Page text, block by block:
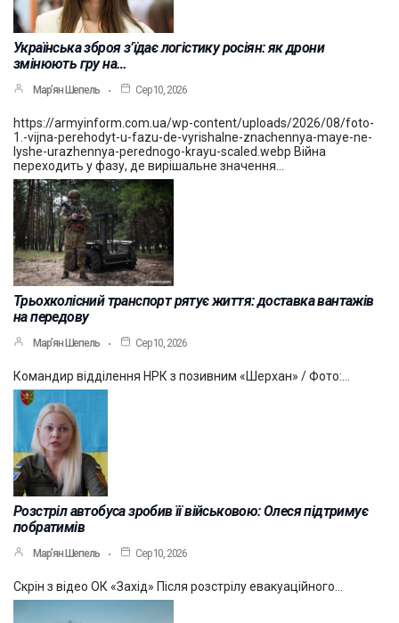
Українська зброя з’їдає логістику росіян: як дрони
змінюють гру на…
Мар’ян Шепель Сер 10, 2026
https://armyinform.com.ua/wp-content/uploads/2026/08/foto-
1.-vijna-perehodyt-u-fazu-de-vyrishalne-znachennya-maye-ne-
lyshe-urazhennya-perednogo-krayu-scaled.webp Війна
переходить у фазу, де вирішальне значення…
Трьохколісний транспорт рятує життя: доставка вантажів
на передову
Мар’ян Шепель Сер 10, 2026
Командир відділення НРК з позивним «Шерхан» / Фото:…
Розстріл автобуса зробив її військовою: Олеся підтримує
побратимів
Мар’ян Шепель Сер 10, 2026
Скрін з відео ОК «Захід» Після розстрілу евакуаційного…